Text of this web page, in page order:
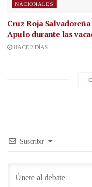
NACIONALES
Cruz Roja
Apulo durante las
HACE 2 DÍAS
Suscribir